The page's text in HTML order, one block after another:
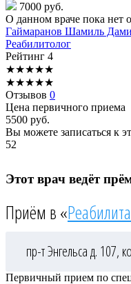
7000 руб.
О данном враче пока нет
Гаймаранов Шамиль
Реабилитолог
Рейтинг 4
★★★★★
★★★★★
Отзывов 0
Цена первичного приема
5500 руб.
Вы можете записаться к
52
Этот врач ведёт
Приём в «
пр-т Энгельса д. 107,
Первичный прием по